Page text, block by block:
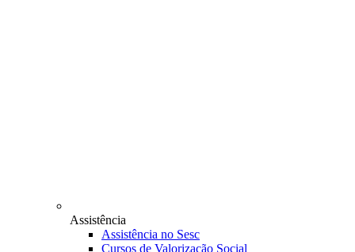
Assistência
Assistência no Sesc
Cursos de Valorização Social